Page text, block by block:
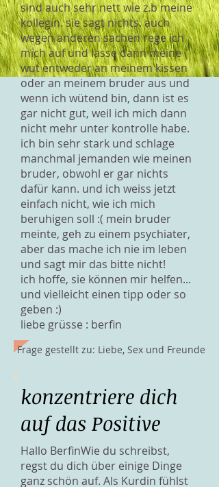
sind auch sehr nett wie z.b meine
kollegin. sie sagt nichts. auch
wegen anderen sachen rege ich
mich auf und lasse dann meine
wut entweder an meinem kissen
oder an meinem bruder aus und
wenn ich wütend bin, dann ist es
gar nicht gut, weil ich mich dann
nicht mehr unter kontrolle habe.
ich bin sehr stark und schlage
manchmal jemanden wie meinen
bruder, obwohl er gar nichts
dafür kann. und ich weiss jetzt
einfach nicht, wie ich mich
beruhigen soll :( mein bruder
meinte, geh zu einem psychiater,
aber das mache ich nie im leben
und sagt mir das bitte nicht!
ich hoffe, sie können mir helfen...
und vielleicht einen tipp oder so
geben :)
liebe grüsse : berfin
Frage gestellt zu: Liebe, Sex und Freunde
konzentriere dich
auf das Positive
Hallo BerfinWie du schreibst,
regst du dich über einige Dinge
ganz schön auf. Als Kurdin fühlst